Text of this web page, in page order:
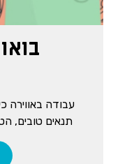
עבודה באווירה
תנאים טובים,